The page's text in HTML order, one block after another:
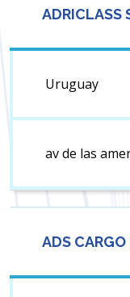
ADRICLASS
Uruguay
av de las
ADS